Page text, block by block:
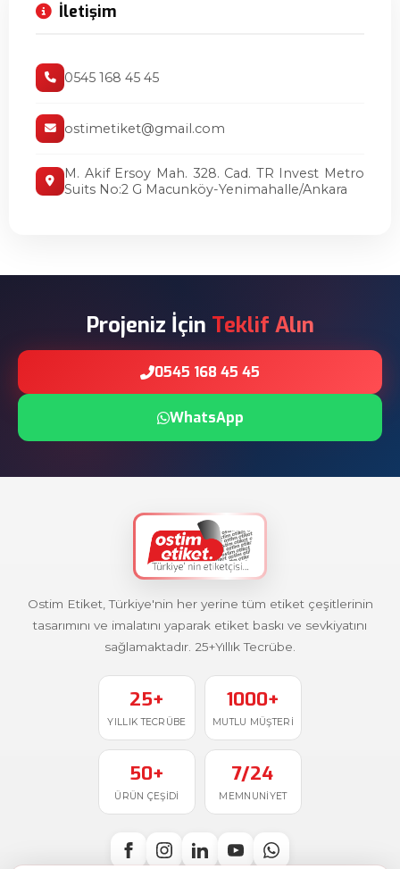
İletişim
0545 168 45 45
ostimetiket@gmail.com
M. Akif Ersoy Mah. 328. Cad. TR Invest Metro
Suits No:2 G Macunköy-Yenimahalle/Ankara
Projeniz İçin Teklif Alın
0545 168 45 45
WhatsApp
Ostim Etiket, Türkiye'nin her yerine tüm etiket çeşitlerinin
tasarımını ve imalatını yaparak etiket baskı ve sevkiyatını
sağlamaktadır. 25+Yıllık Tecrübe.
25+
YILLIK TECRÜBE
1000+
MUTLU MÜŞTERI
50+
ÜRÜN ÇEŞIDI
7/24
MEMNUNIYET